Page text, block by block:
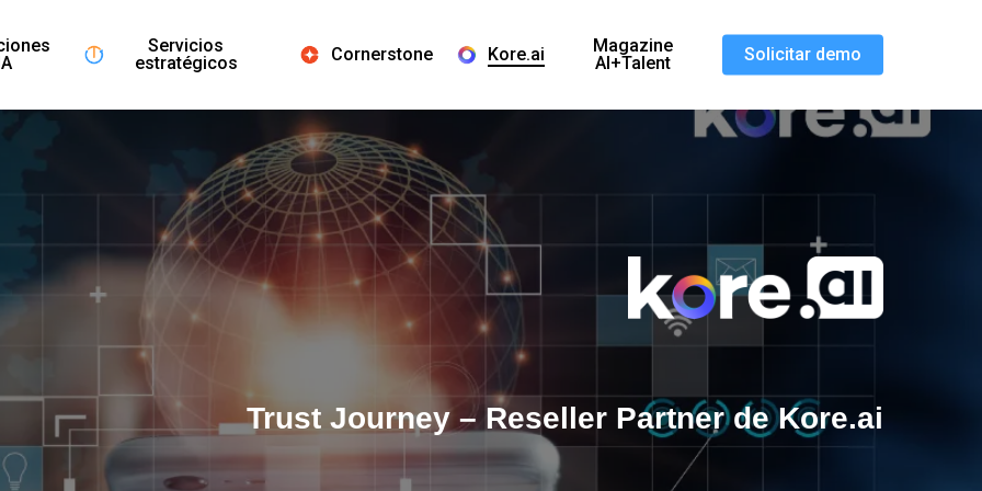
Servicios
estratégicos
Cornerstone Kore.ai
Magazine
AI+Talent
Solicitar demo
Trust Journey – Reseller Partner de Kore.ai